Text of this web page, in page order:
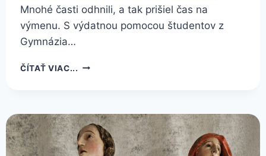
Mnohé časti odhnili, a tak prišiel čas na
výmenu. S výdatnou pomocou študentov z
Gymnázia…
ČÍTAŤ VIAC... RENOVÁCIA